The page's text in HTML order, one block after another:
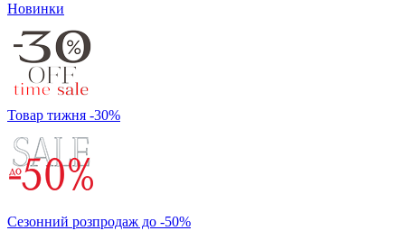
Новинки
Товар тижня -30%
Сезонний розпродаж до -50%